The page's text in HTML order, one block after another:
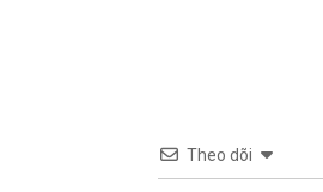
Theo dõi